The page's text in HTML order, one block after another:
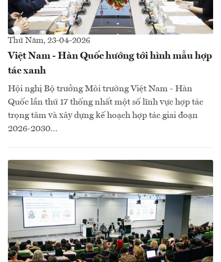
Thứ Năm, 23-04-2026
Việt Nam - Hàn Quốc hướng tới hình mẫu hợp
tác xanh
Hội nghị Bộ trưởng Môi trường Việt Nam - Hàn
Quốc lần thứ 17 thống nhất một số lĩnh vực hợp tác
trọng tâm và xây dựng kế hoạch hợp tác giai đoạn
2026-2030...